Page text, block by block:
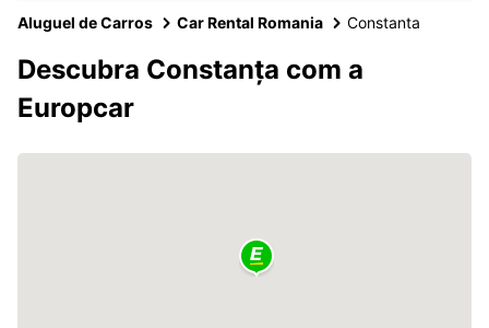
Aluguel de Carros Car Rental Romania Constanta
Descubra Constanța com a
Europcar